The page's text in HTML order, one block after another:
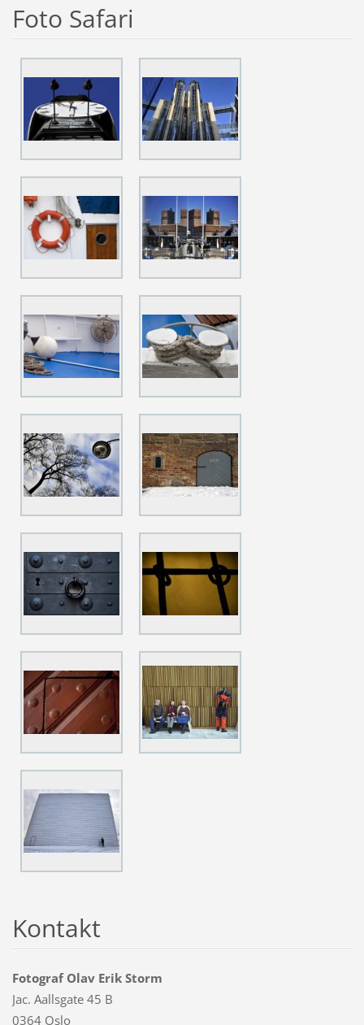
Foto Safari
Kontakt
Fotograf Olav Erik Storm
Jac. Aallsgate 45 B
0364 Oslo